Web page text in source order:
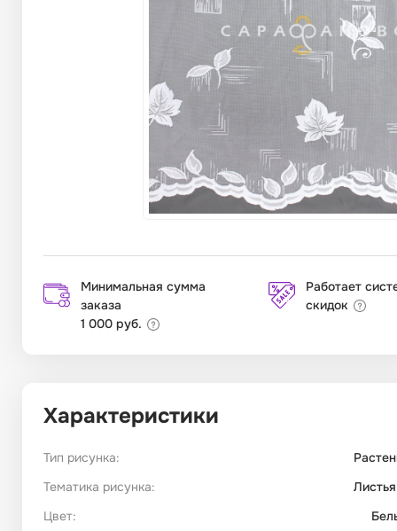
Минимальная сумма
заказа
1 000 руб.
Работает
скидок
Характеристики
Тип рисунка:
Тематика рисунка:
Листья
Цвет: